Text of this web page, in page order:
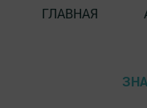
ГЛАВНАЯ